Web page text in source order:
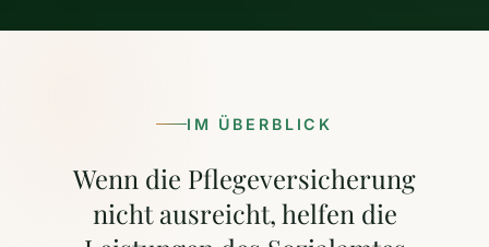
IM ÜBERBLICK
Wenn die Pflegeversicherung
nicht ausreicht, helfen die